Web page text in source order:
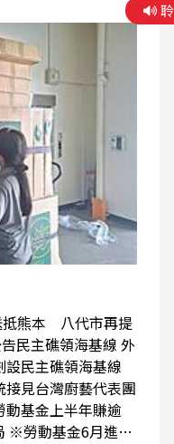
抵熊本 八代市再提
民主礁領海基線 外
民主礁領海基線
見台灣廚藝代表團
基金上半年賺逾
※勞動基金6月進帳